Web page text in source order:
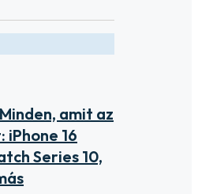
amit az
16
Series 10,